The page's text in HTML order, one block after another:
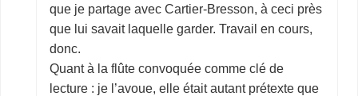
que je partage avec Cartier-Bresson, à ceci près
que lui savait laquelle garder. Travail en cours,
donc.
Quant à la flûte convoquée comme clé de
lecture : je l’avoue, elle était autant prétexte que